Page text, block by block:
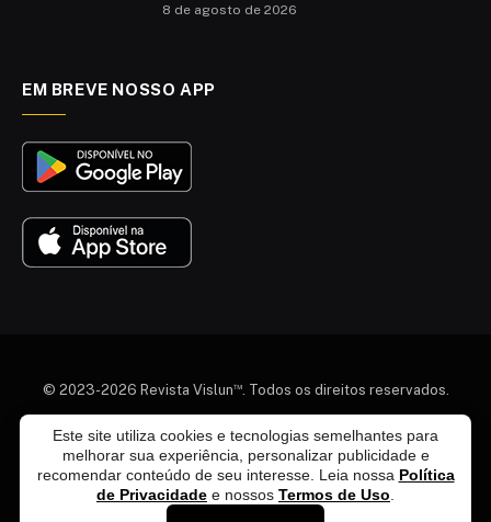
Este site utiliza cookies e tecnologias semelhantes para
melhorar sua experiência, personalizar publicidade e
recomendar conteúdo de seu interesse. Leia nossa Política
de Privacidade e nossos Termos de Uso
8 de agosto de 2026
EM BREVE NOSSO APP
© 2023-2026 Revista Vislun™. Todos os direitos reservados.
Quem somos Colaboradores
Agenda Cultural
Termos e Condições
Política de Privacidade
Política de Exclusão de Dados
Política Editorial